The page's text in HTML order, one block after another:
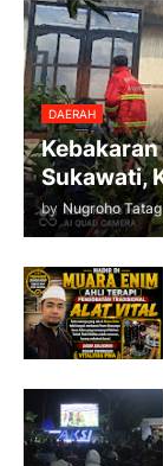
DAERAH
Sukawati,
by Nugroho